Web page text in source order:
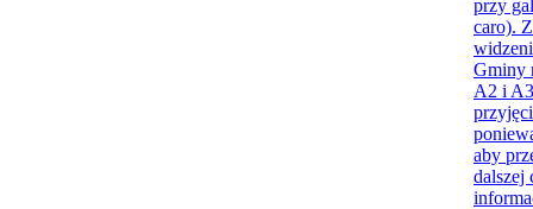
przy
caro).
Gminy
A2 i
aby
dalszej